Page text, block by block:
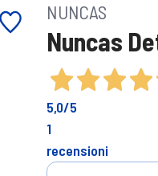
NUNCAS
Nuncas
5,0/5
1
recensioni